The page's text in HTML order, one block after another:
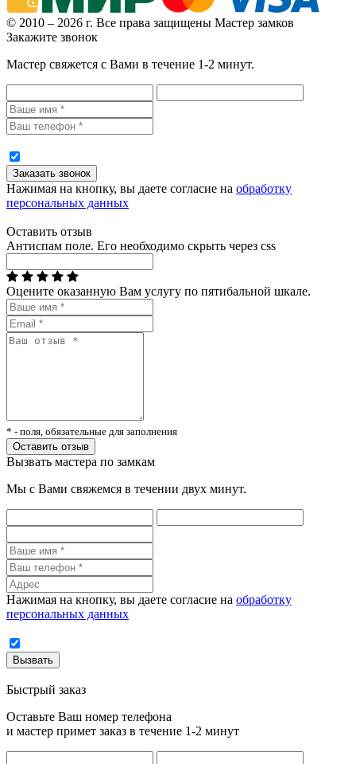
© 2010 – 2026 г. Все права защищены Мастер замков
Закажите звонок
Мастер свяжется с Вами в течение 1-2 минут.
Нажимая на кнопку, вы даете согласие на обработку
персональных данных
Оставить отзыв
Антиспам поле. Его необходимо скрыть через css
Оцените оказанную Вам услугу по пятибальной шкале.
* - поля, обязательные для заполнения
Вызвать мастера по замкам
Мы с Вами свяжемся в течении двух минут.
Нажимая на кнопку, вы даете согласие на обработку
персональных данных
Быстрый заказ
Оставьте Ваш номер телефона
и мастер примет заказ в течение 1-2 минут